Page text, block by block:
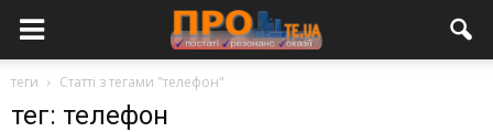
теги Статті з тегами "телефон"
тег: телефон